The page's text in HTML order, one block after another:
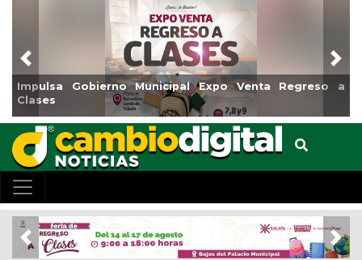
Impulsa Gobierno Municipal Expo Venta Regreso a
Clases
Previous
Previous